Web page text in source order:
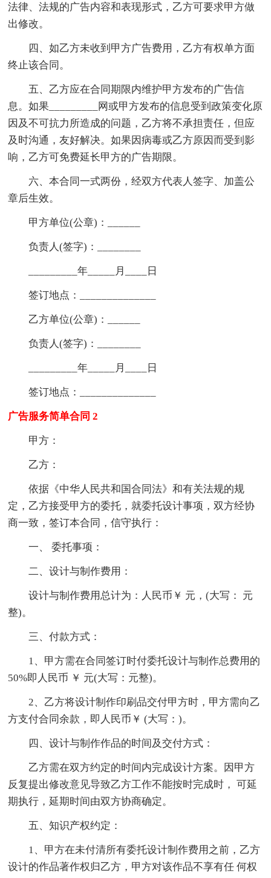
法律、法规的广告内容和表现形式，乙方可要求甲方做
出修改。
四、如乙方未收到甲方广告费用，乙方有权单方面
终止该合同。
五、乙方应在合同期限内维护甲方发布的广告信
息。如果_________网或甲方发布的信息受到政策变化原
因及不可抗力所造成的问题，乙方将不承担责任，但应
及时沟通，友好解决。如果因病毒或乙方原因而受到影
响，乙方可免费延长甲方的广告期限。
六、本合同一式两份，经双方代表人签字、加盖公
章后生效。
甲方单位(公章)：______
负责人(签字)：________
_________年_____月____日
签订地点：______________
乙方单位(公章)：______
负责人(签字)：________
_________年_____月____日
签订地点：______________
广告服务简单合同 2
甲方：
乙方：
依据《中华人民共和国合同法》和有关法规的规
定，乙方接受甲方的委托，就委托设计事项，双方经协
商一致，签订本合同，信守执行：
一、 委托事项：
二、设计与制作费用：
设计与制作费用总计为：人民币￥ 元，(大写： 元
整)。
三、付款方式：
1、甲方需在合同签订时付委托设计与制作总费用的
50%即人民币 ￥ 元(大写：元整)。
2、乙方将设计制作印刷品交付甲方时，甲方需向乙
方支付合同余款，即人民币￥ (大写：)。
四、设计与制作作品的时间及交付方式：
乙方需在双方约定的时间内完成设计方案。因甲方
反复提出修改意见导致乙方工作不能按时完成时， 可延
期执行，延期时间由双方协商确定。
五、知识产权约定：
1、甲方在未付清所有委托设计制作费用之前，乙方
设计的作品著作权归乙方，甲方对该作品不享有任 何权